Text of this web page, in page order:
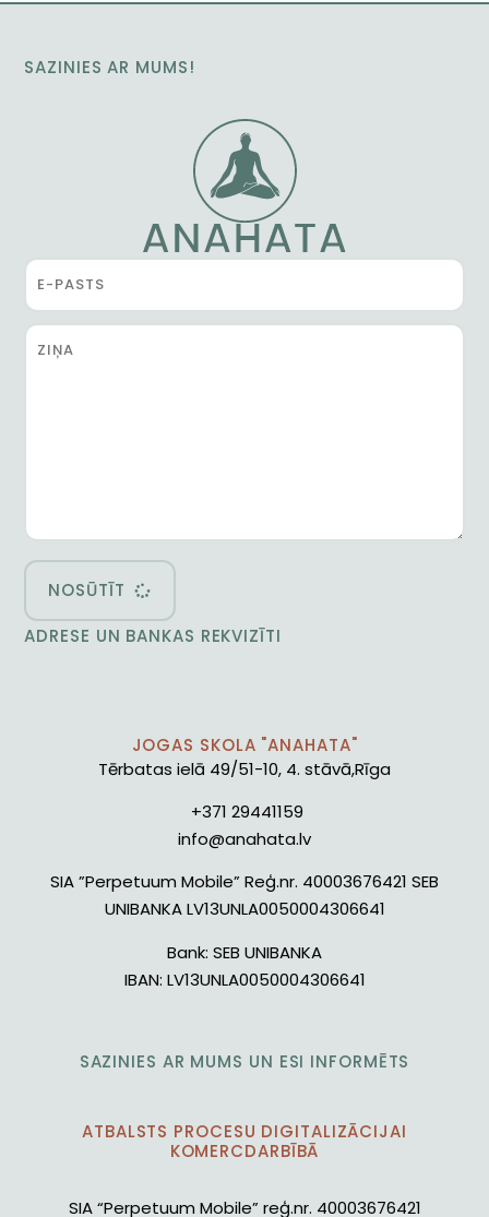
SAZINIES AR MUMS!
NOSŪTĪT
ADRESE UN BANKAS REKVIZĪTI
JOGAS SKOLA "ANAHATA"
Tērbatas ielā 49/51-10, 4. stāvā,Rīga
+371 29441159
info@anahata.lv
SIA ”Perpetuum Mobile” Reģ.nr. 40003676421 SEB
UNIBANKA LV13UNLA0050004306641
Bank: SEB UNIBANKA
IBAN: LV13UNLA0050004306641
SAZINIES AR MUMS UN ESI INFORMĒTS
ATBALSTS PROCESU DIGITALIZĀCIJAI
KOMERCDARBĪBĀ
SIA “Perpetuum Mobile” reģ.nr. 40003676421